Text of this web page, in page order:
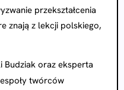
przekształcenia
znają z lekcji polskiego,
Budziak oraz eksperta
twórców